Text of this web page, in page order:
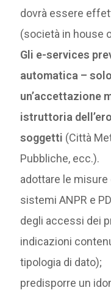
dovrà essere
(società in house
Gli e-services
automatica –
un’accettazione
istruttoria
soggetti (Città
Pubbliche, ecc.).
adottare le
sistemi ANPR e
degli accessi dei
indicazioni
tipologia di dato);
predisporre un